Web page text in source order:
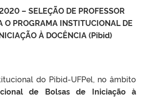
– SELEÇÃO DE PROFESSOR
O PROGRAMA INSTITUCIONAL DE
À DOCÊNCIA (Pibid)
do Pibid-UFPel, no âmbito
de Bolsas de Iniciação à